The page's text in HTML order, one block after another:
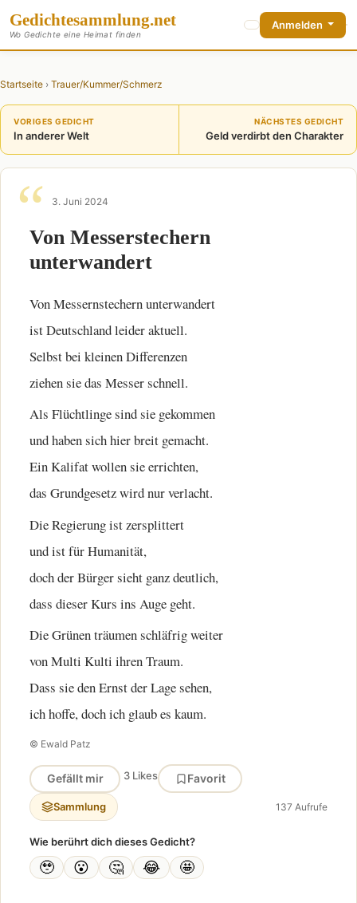
Gedichtesammlung.net
Wo Gedichte eine Heimat finden
Anmelden
Startseite › Trauer/Kummer/Schmerz
VORIGES GEDICHT
In anderer Welt
NÄCHSTES GEDICHT
Geld verdirbt den Charakter
3. Juni 2024
Von Messerstechern
unterwandert
Von Messernstechern unterwandert
ist Deutschland leider aktuell.
Selbst bei kleinen Differenzen
ziehen sie das Messer schnell.
Als Flüchtlinge sind sie gekommen
und haben sich hier breit gemacht.
Ein Kalifat wollen sie errichten,
das Grundgesetz wird nur verlacht.
Die Regierung ist zersplittert
und ist für Humanität,
doch der Bürger sieht ganz deutlich,
dass dieser Kurs ins Auge geht.
Die Grünen träumen schläfrig weiter
von Multi Kulti ihren Traum.
Dass sie den Ernst der Lage sehen,
ich hoffe, doch ich glaub es kaum.
© Ewald Patz
Gefällt mir 3 Likes Favorit
Sammlung 137 Aufrufe
Wie berührt dich dieses Gedicht?
🥹 😮 🤔 😂 🤩